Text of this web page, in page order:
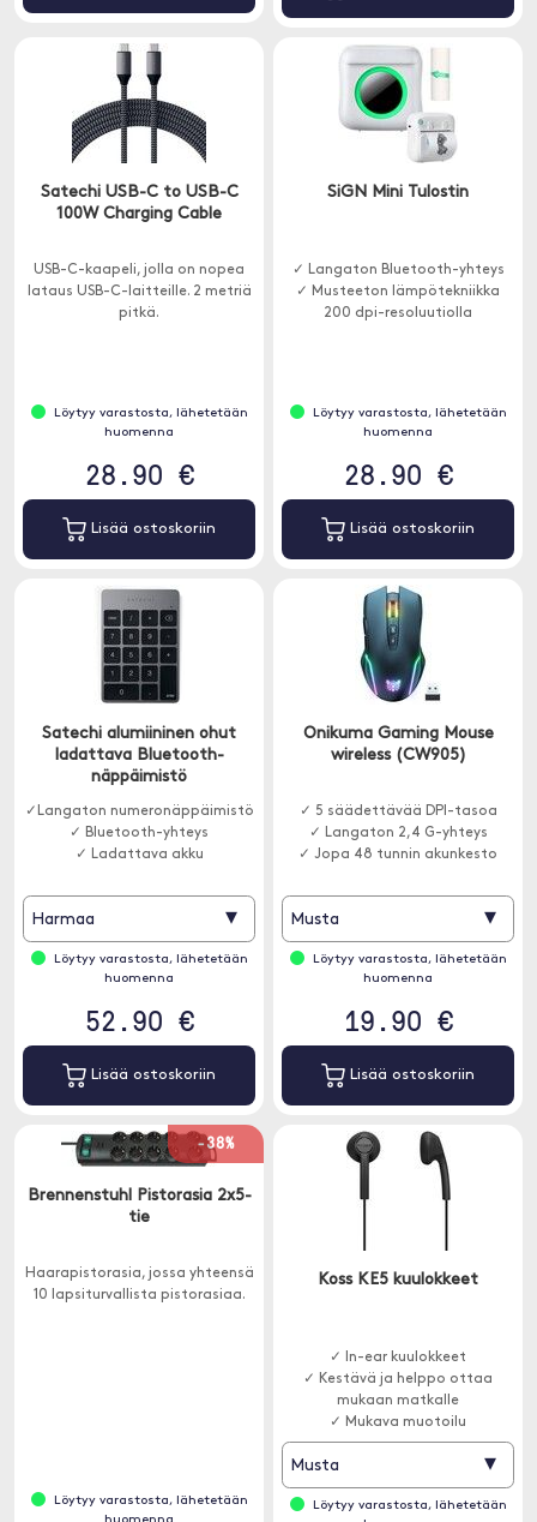
Satechi USB-C to USB-C
100W Charging Cable
USB-C-kaapeli, jolla on nopea
lataus USB-C-laitteille. 2 metriä
pitkä.
Löytyy varastosta, lähetetään
huomenna
28.90 €
Lisää ostoskoriin
SiGN Mini Tulostin
✓ Langaton Bluetooth-yhteys
✓ Musteeton lämpötekniikka
200 dpi-resoluutiolla
Löytyy varastosta, lähetetään
huomenna
28.90 €
Lisää ostoskoriin
Satechi alumiininen ohut
ladattava Bluetooth-
näppäimistö
✓Langaton numeronäppäimistö
✓ Bluetooth-yhteys
✓ Ladattava akku
Harmaa ▾
Löytyy varastosta, lähetetään
huomenna
52.90 €
Lisää ostoskoriin
Onikuma Gaming Mouse
wireless (CW905)
✓ 5 säädettävää DPI-tasoa
✓ Langaton 2,4 G-yhteys
✓ Jopa 48 tunnin akunkesto
Musta ▾
Löytyy varastosta, lähetetään
huomenna
19.90 €
Lisää ostoskoriin
-38%
Brennenstuhl Pistorasia 2x5-
tie
Haarapistorasia, jossa yhteensä
10 lapsiturvallista pistorasiaa.
Löytyy varastosta, lähetetään
Koss KE5 kuulokkeet
✓ In-ear kuulokkeet
✓ Kestävä ja helppo ottaa
mukaan matkalle
✓ Mukava muotoilu
Musta ▾
Löytyy varastosta, lähetetään